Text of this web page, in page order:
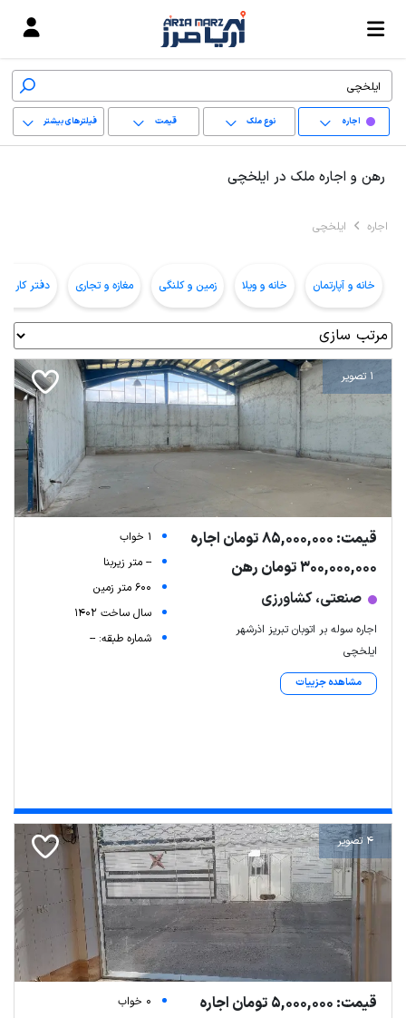
اجاره نوع ملک قیمت فیلترهای بیشتر
رهن و اجاره ملک در ایلخچی
اجاره ایلخچی
خانه و آپارتمان خانه و ویلا زمین و کلنگی مغازه و تجاری دفتر کار و
1 تصویر
قیمت: 85,000,000 تومان اجاره
300,000,000 تومان رهن
صنعتی، کشاورزی
اجاره سوله بر اتوبان تبریز اذرشهر
ایلخچی
مشاهده جزییات
1 خواب
-- متر زیربنا
600 متر زمین
سال ساخت 1402
شماره طبقه: --
4 تصویر
قیمت: 5,000,000 تومان اجاره
0 خواب